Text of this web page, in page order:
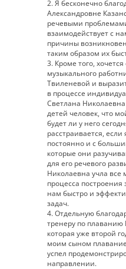
2. Я бесконечно
Александровне
речевыми
взаимодействует с
причины
таким образом их
3. Кроме того,
музыкального
Твиленевой и
в процессе
Светлана
детей человек, что
будет ли у него
расстраивается,
постоянно и с
которые они
для его речевого
Николаевна учла
процесса построения
нам быстро и
задач.
4. Отдельную
тренеру по плаванию
которая уже второй
моим сыном
успел
направлении.